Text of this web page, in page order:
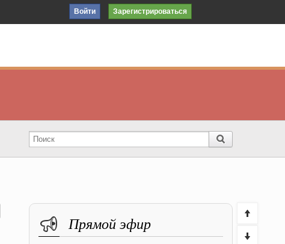
Войти Зарегистрироваться
Прямой эфир